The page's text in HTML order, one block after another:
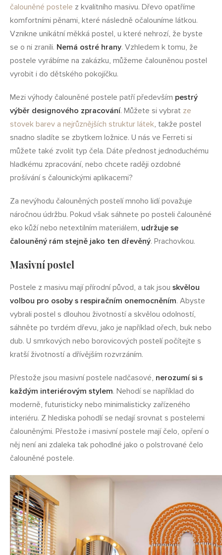
čalouněné postele z kvalitního masivu. Dřevo opatříme
komfortními pěnami, které následně očalouníme látkou.
Vznikne unikátní měkká postel, u které nehrozí, že byste
se o ni zranili. Nemá ostré hrany. Vzhledem k tomu, že
postele vyrábíme na zakázku, můžeme čalouněnou postel
vyrobit i do dětského pokojíčku.
Mezi výhody čalouněné postele patří především pestrý
výběr designového zpracování. Můžete si vybrat ze
stovek barev a nejrůznějších struktur látek, takže postel
snadno sladíte se zbytkem ložnice. U nás ve Ferreti si
můžete také zvolit typ čela. Dáte přednost jednoduchému
hladkému zpracování, nebo chcete raději ozdobné
prošívání s čalounickými aplikacemi?
Za nevýhodu čalouněných postelí mnoho lidí považuje
náročnou údržbu. Pokud však sáhnete po posteli čalouněné
eko kůží nebo netextilním materiálem, udržuje se
čalouněný rám stejně jako ten dřevěný. Prachovkou.
Masivní postel
Postele z masivu mají přírodní původ, a tak jsou skvělou
volbou pro osoby s respiračním onemocněním. Abyste
vybrali postel s dlouhou životností a skvělou odolností,
sáhněte po tvrdém dřevu, jako je například ořech, buk nebo
dub. U smrkových nebo borovicových postelí počítejte s
kratší životností a dřívějším rozvrzáním.
Přestože jsou masivní postele nadčasové, nerozumí si s
každým interiérovým stylem. Nehodí se například do
moderně, futuristicky nebo minimalisticky zařízeného
interiéru. Z hlediska pohodlí se nedají srovnat s postelemi
čalouněnými. Přestože i masivní postele mají čelo, opření o
něj není ani zdaleka tak pohodlné jako o polstrované čelo
čalouněné postele.